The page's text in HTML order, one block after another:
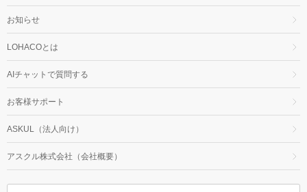
お知らせ
LOHACOとは
AIチャットで質問する
お客様サポート
ASKUL（法人向け）
アスクル株式会社（会社概要）